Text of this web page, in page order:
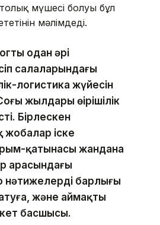
мүшесі болуы бұл
мәлімдеді.
одан әрі
салаларындағы
логистика жүйесін
жылдары өңірішілік
Бірлескен
жобалар іске
қатынасы жандана
арасындағы
барлығы
және аймақтың
басшысы.